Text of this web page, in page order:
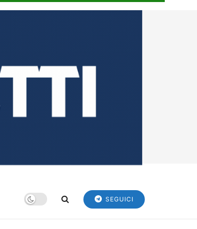
SEGUICI